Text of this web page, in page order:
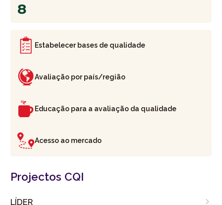
8
Estabelecer bases de qualidade
Avaliação por país/região
Educação para a avaliação da qualidade
Acesso ao mercado
Projectos CQI
LÍDER